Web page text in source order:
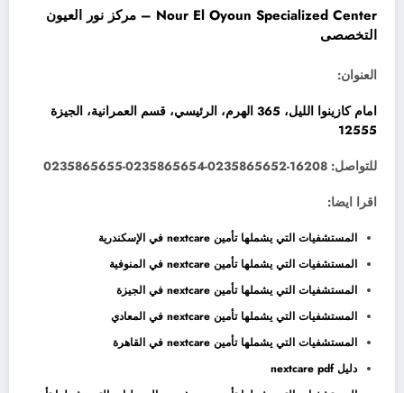
Nour El Oyoun Specialized Center – مركز نور العيون
التخصصى
العنوان:
امام كازينوا الليل، 365 الهرم، الرئيسي، قسم العمرانية، الجيزة
12555
للتواصل: 16208-0235865652-0235865654-0235865655
اقرا ايضا:
المستشفيات التي يشملها تأمين nextcare في الإسكندرية
المستشفيات التي يشملها تأمين nextcare في المنوفية
المستشفيات التي يشملها تأمين nextcare في الجيزة
المستشفيات التي يشملها تأمين nextcare في المعادي
المستشفيات التي يشملها تأمين nextcare في القاهرة
دليل nextcare pdf